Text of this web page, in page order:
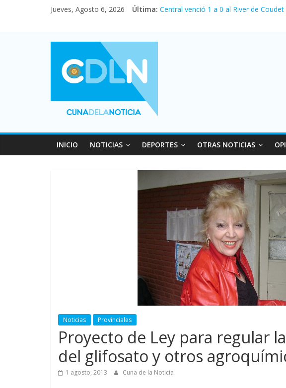
Jueves, Agosto 6, 2026 Última: Central venció 1 a 0 al River de
Vacaciones de invierno con más
Fuerte caída de la venta de autos
INICIO NOTICIAS DEPORTES OTRAS NOTICIAS
Noticias Provinciales
Proyecto de Ley para regular
del glifosato y otros
1 agosto, 2013 Cuna de la Noticia